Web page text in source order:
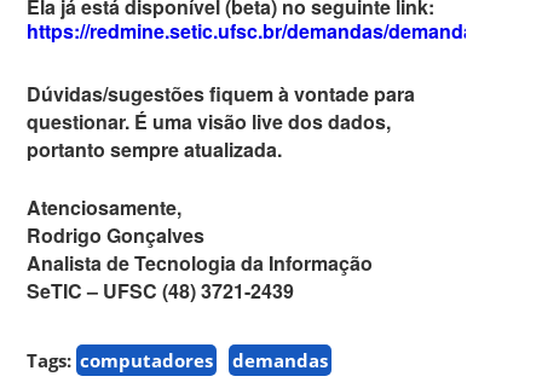
Ela já está disponível (beta) no seguinte link:
https://redmine.setic.ufsc.br/demandas/demandas.php
Dúvidas/sugestões fiquem à vontade para
questionar. É uma visão live dos dados,
portanto sempre atualizada.
Atenciosamente,
Rodrigo Gonçalves
Analista de Tecnologia da Informação
SeTIC – UFSC (48) 3721-2439
Tags: computadores demandas